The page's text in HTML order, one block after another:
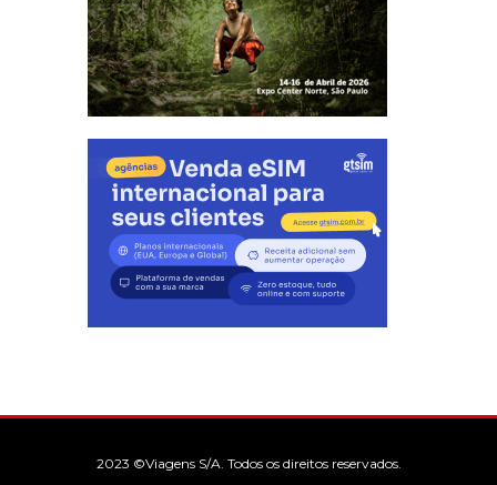
2023 ©Viagens S/A. Todos os direitos reservados.